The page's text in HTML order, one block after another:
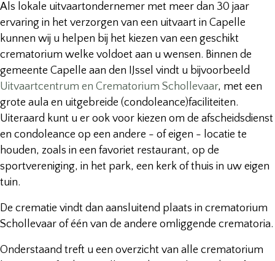
Als lokale uitvaartondernemer met meer dan 30 jaar
ervaring in het verzorgen van een uitvaart in Capelle
kunnen wij u helpen bij het kiezen van een geschikt
crematorium welke voldoet aan u wensen. Binnen de
gemeente Capelle aan den IJssel vindt u bijvoorbeeld
Uitvaartcentrum en Crematorium Schollevaar, met een
grote aula en uitgebreide (condoleance)faciliteiten.
Uiteraard kunt u er ook voor kiezen om de afscheidsdienst
en condoleance op een andere - of eigen - locatie te
houden, zoals in een favoriet restaurant, op de
sportvereniging, in het park, een kerk of thuis in uw eigen
tuin.
De crematie vindt dan aansluitend plaats in crematorium
Schollevaar of één van de andere omliggende crematoria.
Onderstaand treft u een overzicht van alle crematorium